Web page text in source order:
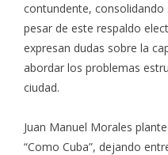
contundente,
pesar de este respaldo
expresan dudas sobre la
abordar los problemas
ciudad.
Juan Manuel Morales
“Como Cuba”, dejando